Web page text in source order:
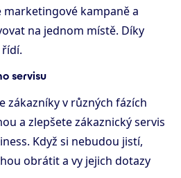
marketingové kampaně a
na jednom místě. Díky
servisu
zákazníky v různých fázích
a zlepšete zákaznický servis
Když si nebudou jistí,
obrátit a vy jejich dotazy